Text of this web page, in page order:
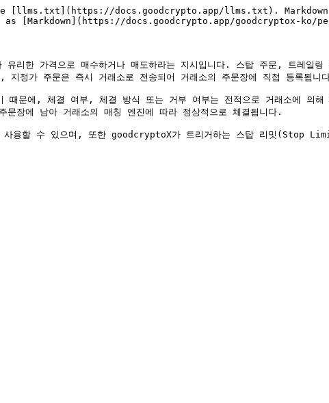
[llms.txt](https://docs.goodcrypto.app/llms.txt).
[Markdown](https://docs.goodcrypto.app/goodcryptox-ko/
한 가격으로 매수하거나 매도하라는 지시입니다. 스탑 주문, 트레일
정가 주문은 즉시 거래소로 전송되어 거래소의 주문장에 직접 등록됩니
때문에, 체결 여부, 체결 방식 또는 거부 여부는 전적으로 거래소에 의
문장에 남아 거래소의 매칭 엔진에 따라 정상적으로 체결됩니다.
사용할 수 있으며, 또한 goodcryptoX가 트리거하는 스탑 리밋(Stop